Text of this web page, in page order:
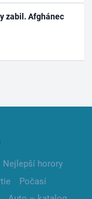
zabil. Afghánec
Nejlepší horory
Počasí